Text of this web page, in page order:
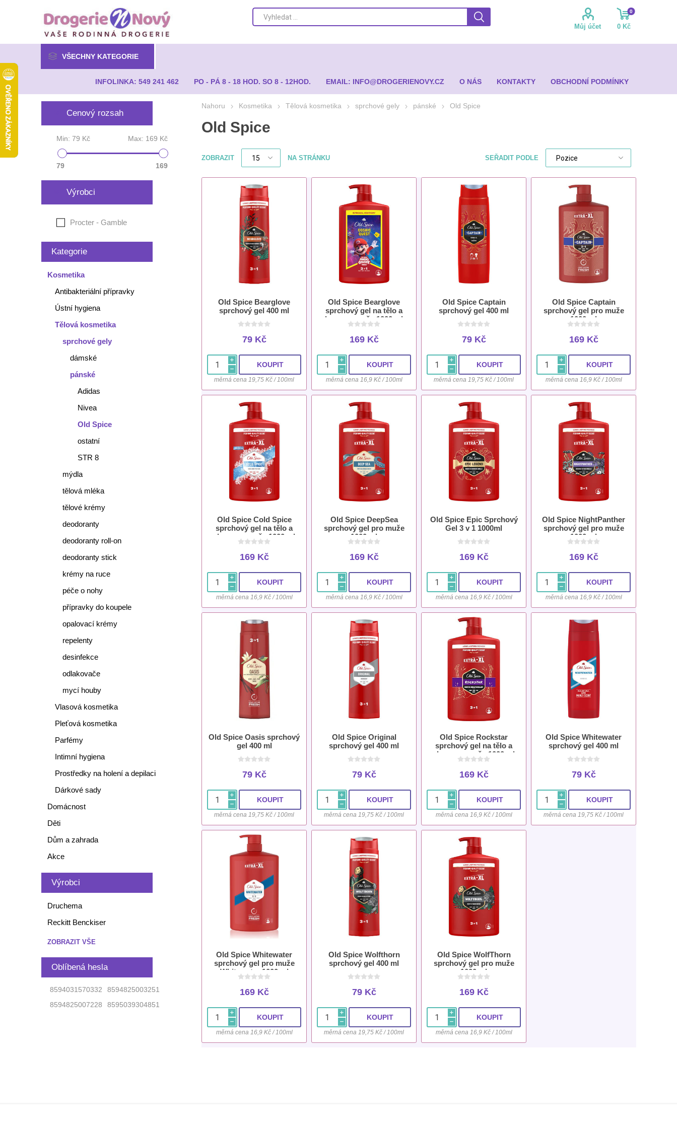
Můj účet
0
0 Kč
VŠECHNY KATEGORIE
INFOLINKA: 549 241 462 PO - PÁ 8 - 18 HOD. SO 8 - 12HOD. EMAIL: INFO@DROGERIENOVY.CZ O NÁS KONTAKTY OBCHODNÍ PODMÍNKY
Nahoru Kosmetika Tělová kosmetika sprchové gely pánské Old Spice
Old Spice
SEŘADIT PODLE
ZOBRAZIT NA STRÁNKU
Old Spice Bearglove
sprchový gel 400 ml
79 Kč
i
h
měrná cena 19,75 Kč / 100ml
Old Spice Bearglove
sprchový gel na tělo a
vlasy pro muže 1000 ml -
limitová edice Super Mario
169 Kč
i
h
měrná cena 16,9 Kč / 100ml
Old Spice Captain
sprchový gel 400 ml
79 Kč
i
h
měrná cena 19,75 Kč / 100ml
Old Spice Captain
sprchový gel pro muže
1000 ml
169 Kč
i
h
měrná cena 16,9 Kč / 100ml
Old Spice Cold Spice
sprchový gel na tělo a
vlasy pro muže 1000 ml
169 Kč
i
h
měrná cena 16,9 Kč / 100ml
Old Spice DeepSea
sprchový gel pro muže
1000 ml
169 Kč
i
h
měrná cena 16,9 Kč / 100ml
Old Spice Epic Sprchový
Gel 3 v 1 1000ml
169 Kč
i
h
měrná cena 16,9 Kč / 100ml
Old Spice NightPanther
sprchový gel pro muže
1000 ml
169 Kč
i
h
měrná cena 16,9 Kč / 100ml
Old Spice Oasis sprchový
gel 400 ml
79 Kč
i
h
měrná cena 19,75 Kč / 100ml
Old Spice Original
sprchový gel 400 ml
79 Kč
i
h
měrná cena 19,75 Kč / 100ml
Old Spice Rockstar
sprchový gel na tělo a
vlasy pro muže 1000 ml
169 Kč
i
h
měrná cena 16,9 Kč / 100ml
Old Spice Whitewater
sprchový gel 400 ml
79 Kč
i
h
měrná cena 19,75 Kč / 100ml
Old Spice Whitewater
sprchový gel pro muže
Whitewater 1000 ml
169 Kč
i
h
měrná cena 16,9 Kč / 100ml
Old Spice Wolfthorn
sprchový gel 400 ml
79 Kč
i
h
měrná cena 19,75 Kč / 100ml
Old Spice WolfThorn
sprchový gel pro muže
1000 ml
169 Kč
i
h
měrná cena 16,9 Kč / 100ml
Cenový rozsah
Min: 79 Kč Max: 169 Kč
79 169
Výrobci
Procter - Gamble
Kategorie
Kosmetika
Antibakteriální přípravky
Ústní hygiena
Tělová kosmetika
sprchové gely
dámské
pánské
Adidas
Nivea
Old Spice
ostatní
STR 8
mýdla
tělová mléka
tělové krémy
deodoranty
deodoranty roll-on
deodoranty stick
krémy na ruce
péče o nohy
přípravky do koupele
opalovací krémy
repelenty
desinfekce
odlakovače
mycí houby
Vlasová kosmetika
Pleťová kosmetika
Parfémy
Intimní hygiena
Prostředky na holení a depilaci
Dárkové sady
Domácnost
Děti
Dům a zahrada
Akce
Výrobci
Druchema
Reckitt Benckiser
ZOBRAZIT VŠE
Oblíbená hesla
8594031570332
8594825003251
8594825007228
8595039304851